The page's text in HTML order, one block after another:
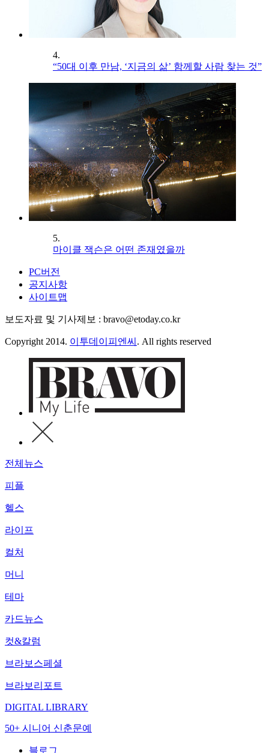
4.
“50대 이후 만남, ‘지금의 삶’ 함께할 사람 찾는 것”
5.
마이클 잭슨은 어떤 존재였을까
PC버전
공지사항
사이트맵
보도자료 및 기사제보 : bravo@etoday.co.kr
Copyright 2014. 이투데이피엔씨 . All rights reserved
전체뉴스
피플
헬스
라이프
컬처
머니
테마
카드뉴스
컷&칼럼
브라보스페셜
브라보리포트
DIGITAL LIBRARY
50+ 시니어 신춘문예
블로그